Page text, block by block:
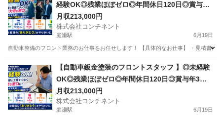
その他 業務
経験OK◎残業ほぼゼロ◎年間休日120日◎賞与年
3回◎住宅手当あり♪
月収213,000円
株式会社コンチネント
庭瀬駅 6月19日
自動車整備のフロント業務のお仕事をお任せします！ 【具体的なお仕事】 ・見積書
庭瀬駅 受付
【自動車鈑金塗装のフロントスタッフ 】◎未経験
OK◎残業ほぼゼロ◎年間休日120日◎賞与年3回
◎住宅手当あり♪
月収213,000円
株式会社コンチネント
庭瀬駅 6月19日